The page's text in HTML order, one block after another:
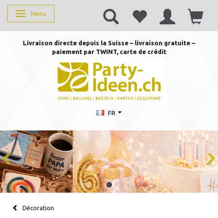
Basculer la navigation
Menu
Livraison directe depuis la Suisse – livraison gratuite –
paiement par TWINT, carte de crédit
FR
Décoration